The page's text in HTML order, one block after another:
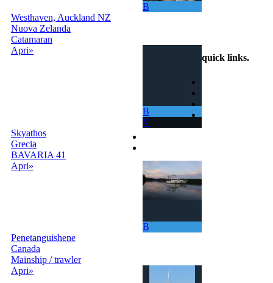
B
Westhaven, Auckland NZ
Nuova Zelanda
Catamaran
Apri»
B
V
Skyathos
Grecia
BAVARIA 41
Apri»
B
Penetanguishene
Canada
Mainship / trawler
Apri»
quick links.